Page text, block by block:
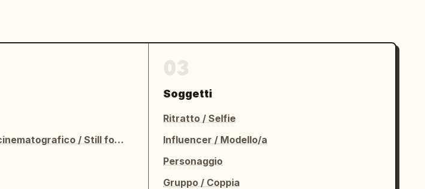
Fermo immagine cinematografico / Still fotografico
Soggetti
Ritratto / Selfie
Influencer / Modello/a
Personaggio
Gruppo / Coppia